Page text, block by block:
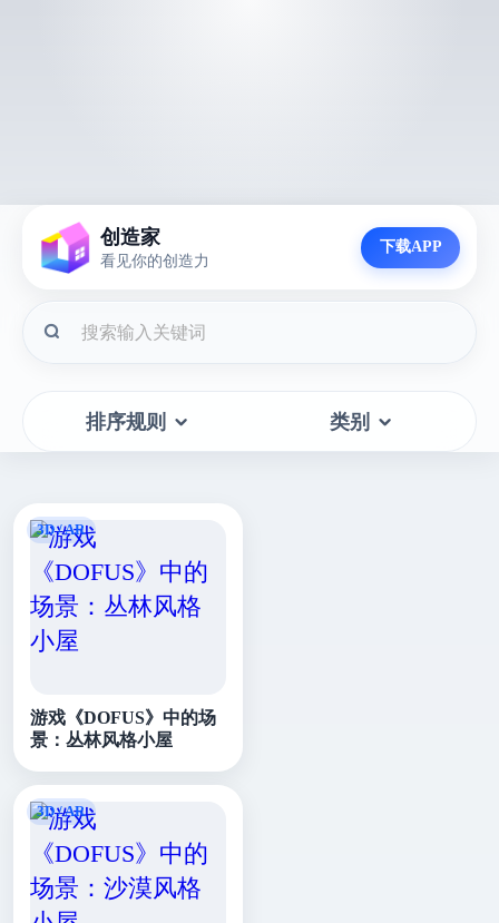
创造家
看见你的创造力
下载APP
排序规则 类别
游戏《DOFUS》中的场
景：丛林风格小屋